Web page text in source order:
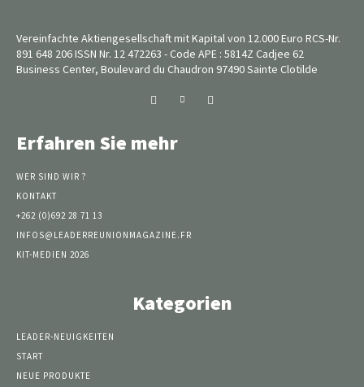
Vereinfachte Aktiengesellschaft mit Kapital von 12.000 Euro RCS-Nr.
891 648 206 ISSN Nr. 12 472263 - Code APE : 5814Z Cadjee 62
Business Center, Boulevard du Chaudron 97490 Sainte Clotilde
Erfahren Sie mehr
WER SIND WIR ?
KONTAKT
+262 (0)692 28 71 13
INFOS@LEADERREUNIONMAGAZINE.FR
KIT-MEDIEN 2026
Kategorien
LEADER-NEUIGKEITEN
START
NEUE PRODUKTE